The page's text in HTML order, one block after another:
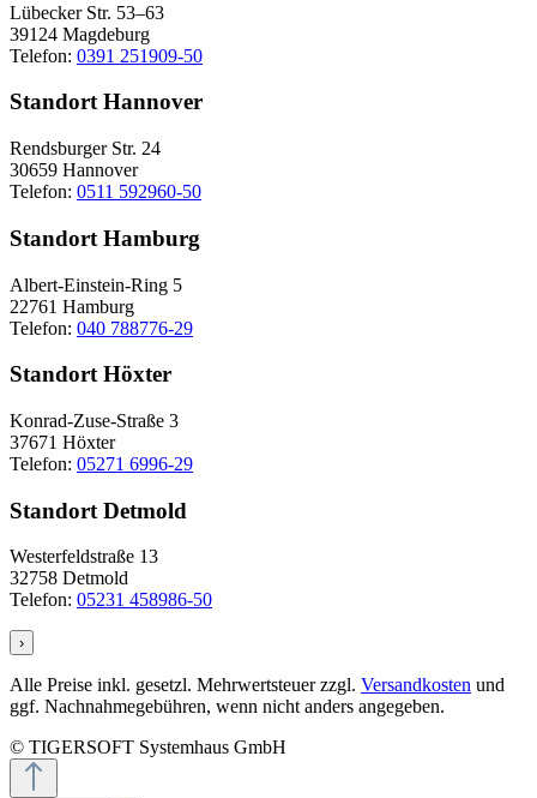
Lübecker Str. 53–63
39124 Magdeburg
Telefon: 0391 251909-50
Standort Hannover
Rendsburger Str. 24
30659 Hannover
Telefon: 0511 592960-50
Standort Hamburg
Albert-Einstein-Ring 5
22761 Hamburg
Telefon: 040 788776-29
Standort Höxter
Konrad-Zuse-Straße 3
37671 Höxter
Telefon: 05271 6996-29
Standort Detmold
Westerfeldstraße 13
32758 Detmold
Telefon: 05231 458986-50
›
Alle Preise inkl. gesetzl. Mehrwertsteuer zzgl. Versandkosten und
ggf. Nachnahmegebühren, wenn nicht anders angegeben.
© TIGERSOFT Systemhaus GmbH